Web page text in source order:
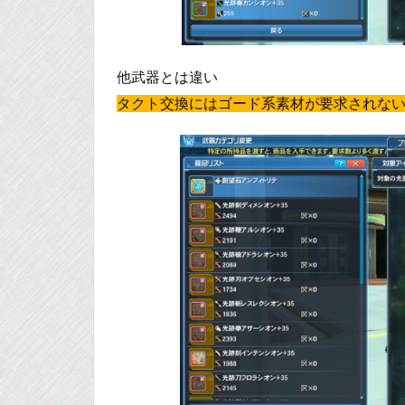
他武器とは違い
タクト交換にはゴード系素材が要求されない